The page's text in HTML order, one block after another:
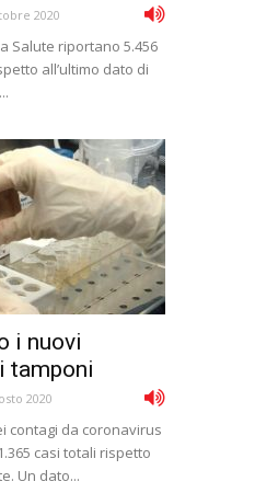
2020
Salute riportano 5.456
all’ultimo dato di
i nuovi
tamponi
2020
contagi da coronavirus
casi totali rispetto
Un dato...